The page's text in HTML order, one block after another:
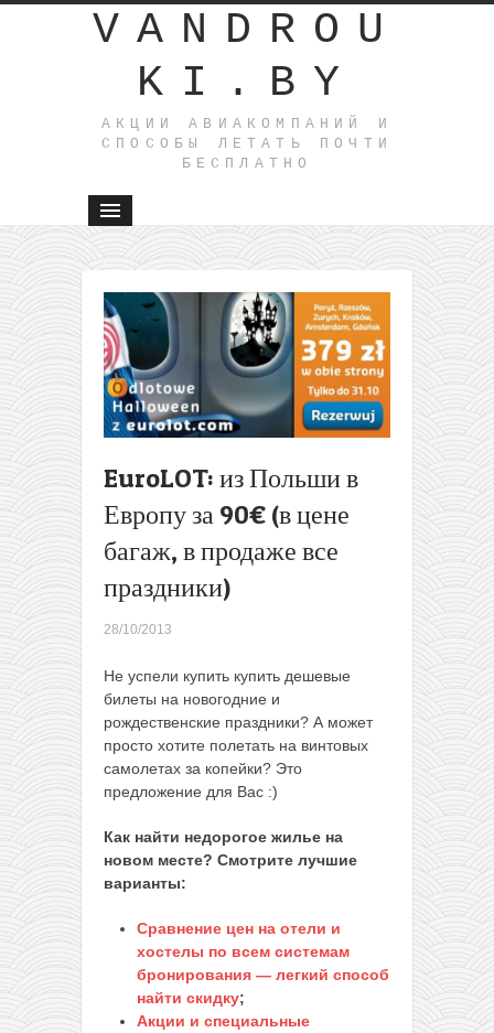
VANDROU
KI.BY
АКЦИИ АВИАКОМПАНИЙ И
СПОСОБЫ ЛЕТАТЬ ПОЧТИ
БЕСПЛАТНО
EuroLOT: из Польши в
Европу за 90€ (в цене
багаж, в продаже все
праздники)
28/10/2013
Не успели купить купить дешевые
билеты на новогодние и
рождественские праздники? А может
просто хотите полетать на винтовых
самолетах за копейки? Это
предложение для Вас :)
Как найти недорогое жилье на
новом месте? Смотрите лучшие
варианты:
Сравнение цен на отели и
хостелы по всем системам
бронирования — легкий способ
найти скидку;
Акции и специальные
TAM: в
из
Германии
за 400€
март)
Norwegian:
из
2014)